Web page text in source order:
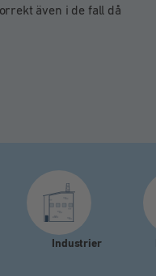
även i de fall då
Industrier